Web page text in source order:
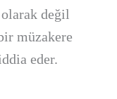
değil
müzakere
eder.